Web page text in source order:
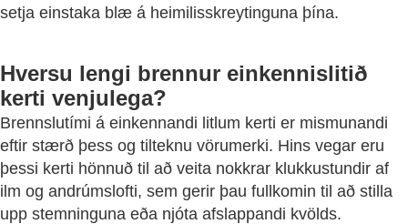
setja einstaka blæ á heimilisskreytinguna þína.
Hversu lengi brennur einkennislitið
kerti venjulega?
Brennslutími á einkennandi litlum kerti er mismunandi
eftir stærð þess og tilteknu vörumerki. Hins vegar eru
þessi kerti hönnuð til að veita nokkrar klukkustundir af
ilm og andrúmslofti, sem gerir þau fullkomin til að stilla
upp stemninguna eða njóta afslappandi kvölds.